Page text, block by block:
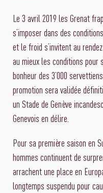
Le 3 avril 2019 les Grenat
s’imposer dans des
et le froid s’invitent au
au mieux les conditions pour
bonheur des 3’000
promotion sera validée
un Stade de Genève
Genevois en délire.
Pour sa première saison en
hommes continuent de
arrachent une place en
longtemps suspendu pour